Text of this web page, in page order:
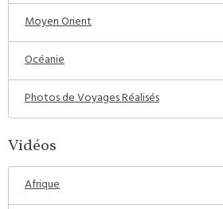
Moyen Orient
Océanie
Photos de Voyages Réalisés
Vidéos
Afrique